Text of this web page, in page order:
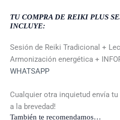
TU COMPRA DE REIKI PLUS
INCLUYE:
Sesión de Reiki Tradicional +
Armonización energética +
WHATSAPP
Cualquier otra inquietud envía
a la brevedad!
También te recomendamos…